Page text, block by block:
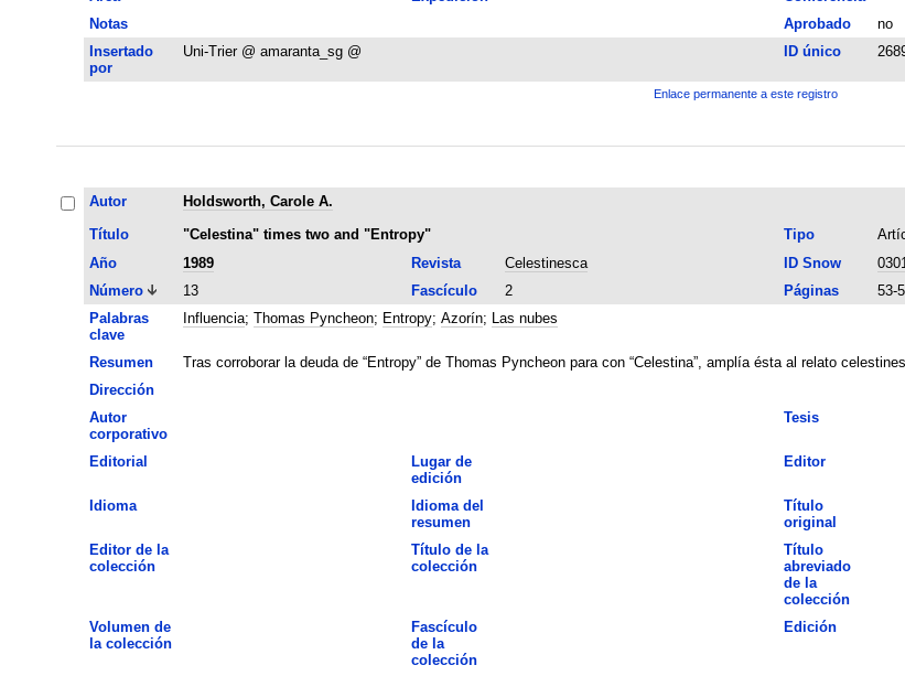
Notas
Aprobado
no
Insertado
por
Uni-Trier @ amaranta_sg @ ID único
Enlace permanente a este registro
Autor
Holdsworth, Carole A.
Título
"Celestina" times two and "Entropy" Tipo
Año
1989 Revista Celestinesca ID Snow
0301
Número
13 Fascículo 2 Páginas
53-
Palabras
clave
Influencia; Thomas Pyncheon; Entropy; Azorín; Las nubes
Resumen
Tras corroborar la deuda de “Entropy” de Thomas Pyncheon para con “Celestina”, amplía ésta al relato
Dirección
Autor
corporativo
Tesis
Editorial
Lugar de
edición
Editor
Idioma
Idioma del
resumen
Título
original
Editor de la
colección
Título de la
colección
Título
abreviado
de la
colección
Volumen de
la colección
Fascículo
de la
colección
Edición